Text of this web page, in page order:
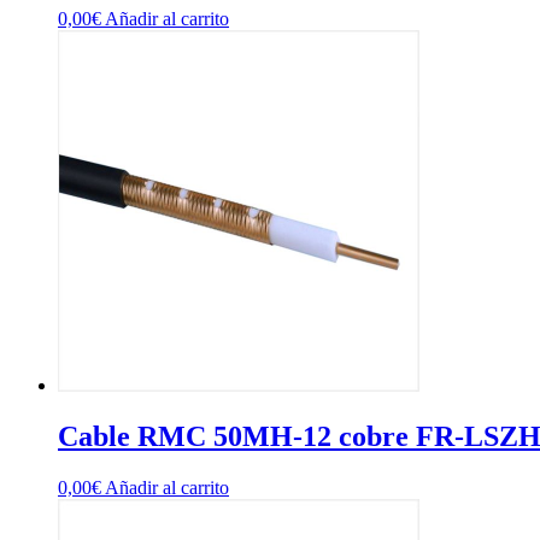
0,00€ Añadir al carrito
Cable RMC 50MH-12 cobre FR-
0,00€ Añadir al carrito